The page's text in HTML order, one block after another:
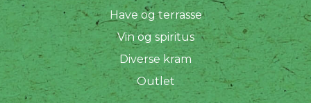
Have og terrasse
Vin og spiritus
Diverse kram
Outlet